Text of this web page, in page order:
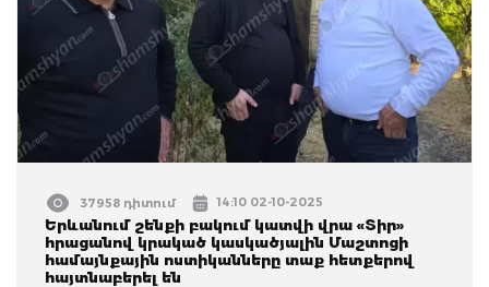
37958 դիտում 14:10 02-10-2025
Երևանում շենքի բակում կատվի վրա «Տիր»
հրացանով կրակած կասկածյալին Մաշտոցի
համայնքային ոստիկանները տաք հետքերով
հայտնաբերել են